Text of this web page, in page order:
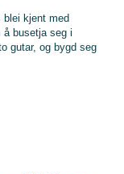
blei kjent med
å busetja seg i
gutar, og bygd seg